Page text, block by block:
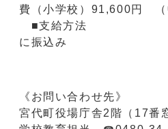
費（小学校）91,600円 （
■支給方法 指定
に振込み
《お問い合わせ先》
宮代町役場庁舎2階（17番